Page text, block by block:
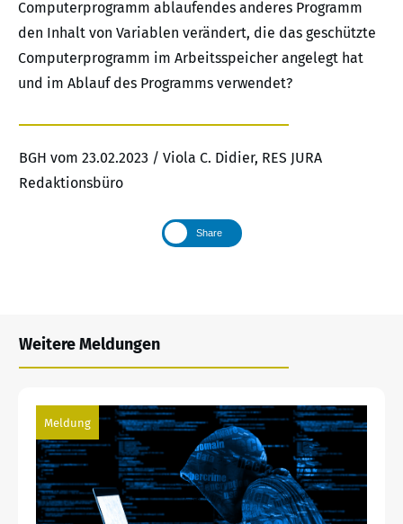
Computerprogramm ablaufendes anderes Programm
den Inhalt von Variablen verändert, die das geschützte
Computerprogramm im Arbeitsspeicher angelegt hat
und im Ablauf des Programms verwendet?
BGH vom 23.02.2023 / Viola C. Didier, RES JURA
Redaktionsbüro
Share
Weitere Meldungen
Meldung